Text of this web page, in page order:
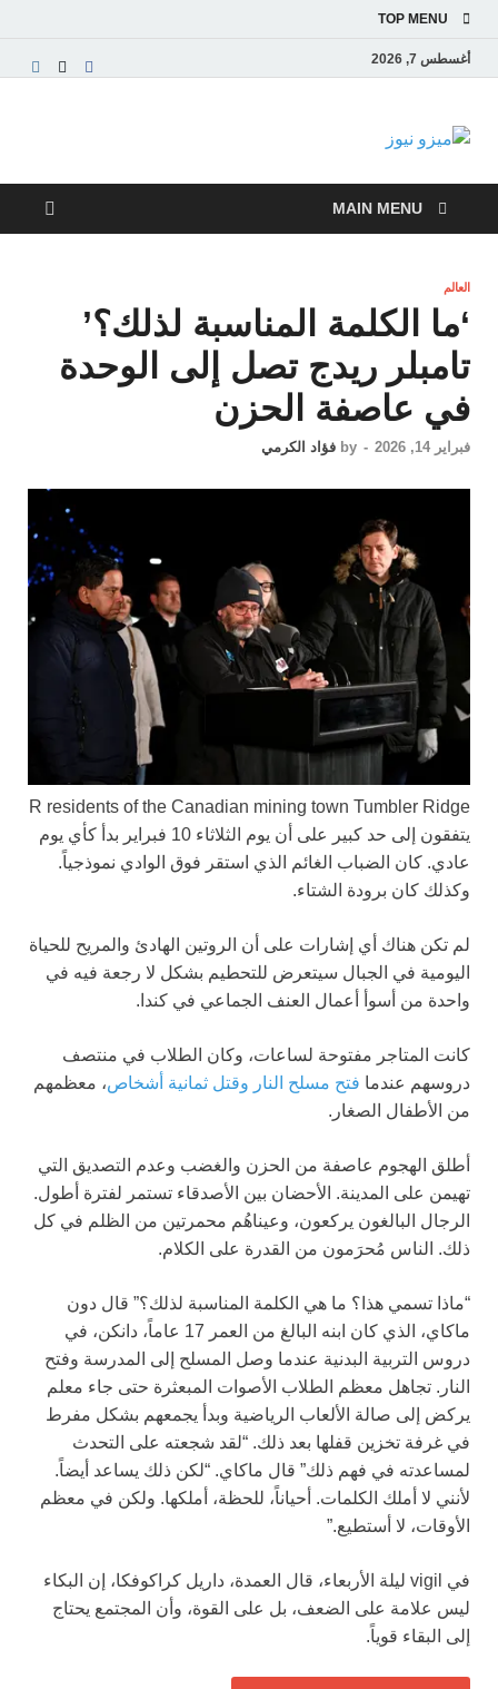
TOP MENU
أغسطس 7, 2026
ميزو نيوز
والاقتصادية
MAIN MENU
العالم
‘ما الكلمة المناسبة لذلك؟’
تامبلر ريدج تصل إلى الوحدة
في عاصفة الحزن
فبراير 14, 2026 -
by فؤاد الكرمي
R residents of the Canadian mining town Tumbler Ridge
يتفقون إلى حد كبير على أن يوم الثلاثاء 10 فبراير بدأ كأي يوم
عادي. كان الضباب الغائم الذي استقر فوق الوادي نموذجياً.
وكذلك كان برودة الشتاء.
لم تكن هناك أي إشارات على أن الروتين الهادئ والمريح للحياة
اليومية في الجبال سيتعرض للتحطيم بشكل لا رجعة فيه في
واحدة من أسوأ أعمال العنف الجماعي في كندا.
كانت المتاجر مفتوحة لساعات، وكان الطلاب في منتصف
دروسهم عندما فتح مسلح النار وقتل ثمانية أشخاص، معظمهم
من الأطفال الصغار.
أطلق الهجوم عاصفة من الحزن والغضب وعدم التصديق التي
تهيمن على المدينة. الأحضان بين الأصدقاء تستمر لفترة أطول.
الرجال البالغون يركعون، وعيناهُم محمرتين من الظلم في كل
ذلك. الناس مُحرَمون من القدرة على الكلام.
“ماذا تسمي هذا؟ ما هي الكلمة المناسبة لذلك؟” قال دون
ماكاي، الذي كان ابنه البالغ من العمر 17 عاماً، دانكن، في
دروس التربية البدنية عندما وصل المسلح إلى المدرسة وفتح
النار. تجاهل معظم الطلاب الأصوات المبعثرة حتى جاء معلم
يركض إلى صالة الألعاب الرياضية وبدأ يجمعهم بشكل مفرط
في غرفة تخزين قفلها بعد ذلك. “لقد شجعته على التحدث
لمساعدته في فهم ذلك” قال ماكاي. “لكن ذلك يساعد أيضاً.
لأنني لا أملك الكلمات. أحياناً، للحظة، أملكها. ولكن في معظم
الأوقات، لا أستطيع.”
في vigil ليلة الأربعاء، قال العمدة، داريل كراكوفكا، إن البكاء
ليس علامة على الضعف، بل على القوة، وأن المجتمع يحتاج
إلى البقاء قوياً.